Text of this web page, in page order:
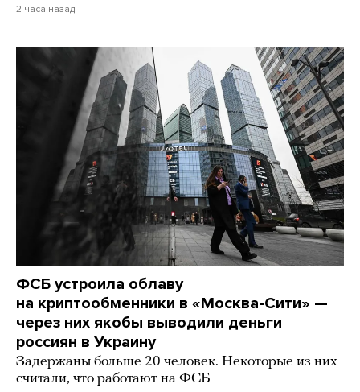
2 часа назад
ФСБ устроила облаву
на криптообменники в «Москва-Сити» —
через них якобы выводили деньги
россиян в Украину
Задержаны больше 20 человек. Некоторые из них
считали, что работают на ФСБ